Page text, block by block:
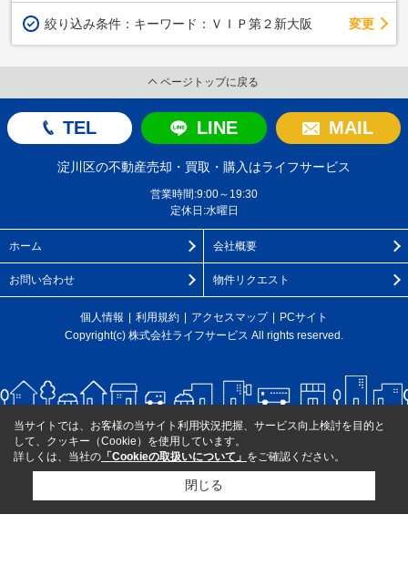
絞り込み条件： キーワード：ＶＩＰ第２新大阪 変更
ページトップに戻る
TEL LINE MAIL
淀川区の不動産売却・買取・購入はライフサービス
営業時間:9:00～19:30
定休日:水曜日
ホーム 会社概要
お問い合わせ 物件リクエスト
個人情報 利用規約 アクセスマップ
PCサイト
Copyright(c) 株式会社ライフサービス All rights reserved.
当サイトでは、お客様の当サイト利用状況把握、サービス向上検討を目的と
して、クッキー（Cookie）を使用しています。
詳しくは、当社の 「Cookieの取扱いについて」 をご確認ください。
閉じる